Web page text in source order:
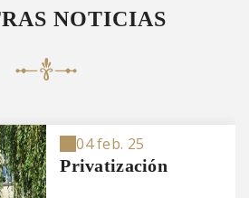
NOTICIAS
04 feb. 25
Privatización